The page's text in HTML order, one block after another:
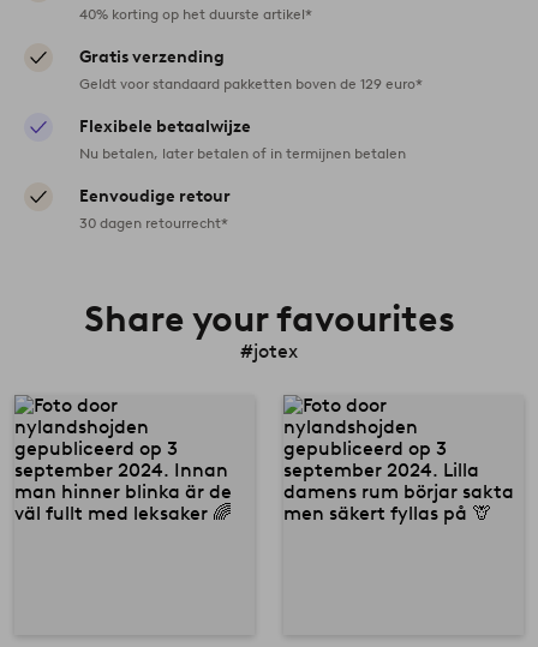
40% korting op het duurste artikel*
Gratis verzending
Geldt voor standaard pakketten boven de 129 euro*
Flexibele betaalwijze
Nu betalen, later betalen of in termijnen betalen
Eenvoudige retour
30 dagen retourrecht*
Share your favourites
#jotex